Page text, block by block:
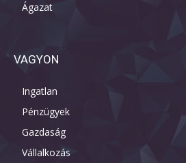
Ágazat
VAGYON
Ingatlan
Pénzügyek
Gazdaság
Vállalkozás